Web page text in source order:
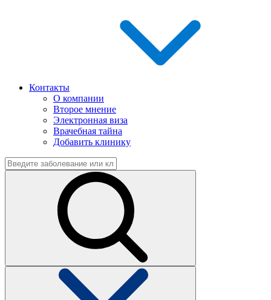
Контакты
О компании
Второе мнение
Электронная виза
Врачебная тайна
Добавить клинику